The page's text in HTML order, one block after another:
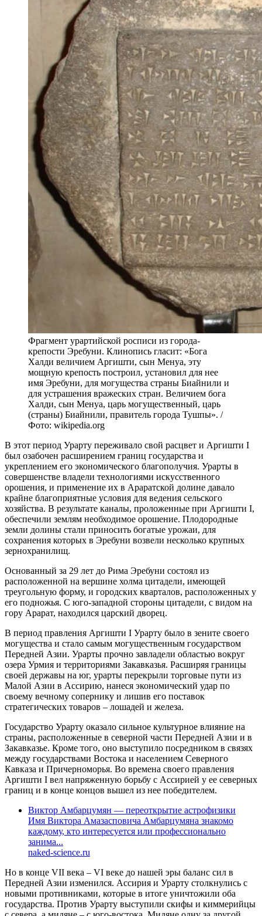
Фрагмент урартийской росписи из города-
крепости Эребуни. Клинопись гласит: «Бога
Халди величием Аргишти, сын Менуа, эту
мощную крепость построил, установил для нее
имя Эребуни, для могущества страны Биайнили и
для устрашения вражеских стран. Величием бога
Халди, сын Менуа, царь могущественный, царь
(страны) Биайнили, правитель города Тушпы». /
Фото: wikipedia.org
В этот период Урарту переживало свой расцвет и Аргишти I
был озабочен расширением границ государства и
укреплением его экономического благополучия. Урарты в
совершенстве владели технологиями искусственного
орошения, и применение их в Араратской долине давало
крайне благоприятные условия для ведения сельского
хозяйства. В результате каналы, проложенные при Аргишти I,
обеспечили землям необходимое орошение. Плодородные
земли долины стали приносить богатые урожаи, для
сохранения которых в Эребуни возвели несколько крупных
зернохранилищ.
Основанный за 29 лет до Рима Эребуни состоял из
расположенной на вершине холма цитадели, имеющей
треугольную форму, и городских кварталов, расположенных у
его подножья. С юго-западной стороны цитадели, с видом на
гору Арарат, находился царский дворец.
В период правления Аргишти I Урарту было в зените своего
могущества и стало самым могущественным государством
Передней Азии. Урарты прочно завладели областью вокруг
озера Урмия и территориями Закавказья. Расширяя границы
своей державы на юг, урарты перекрыли торговые пути из
Малой Азии в Ассирию, нанеся экономический удар по
своему вечному сопернику и лишив его поставок
стратегических товаров – лошадей и железа.
Государство Урарту оказало сильное культурное влияние на
страны, расположенные в северной части Передней Азии и в
Закавказье. Кроме того, оно выступило посредником в связях
между государствами Востока и населением Северного
Кавказа и Причерноморья. Во времена своего правления
Аргишти I вел напряженную борьбу с Ассирией у ее северных
границ и в конце концов вышел из нее победителем.
Виктор Амбарцумян — переоткрытие астрофизики
Имя Виктора Амазасповича Амбарцумяна знакомо
каждому, кто интересуется или профессионально
занима...
naked-science.ru
Но в конце VII века – VI веке до нашей эры баланс сил в
Передней Азии изменился. Ассирия и Урарту столкнулись с
новыми противниками, которые в итоге уничтожили оба
государства. Против Урарту выступили скифы и киммерийцы